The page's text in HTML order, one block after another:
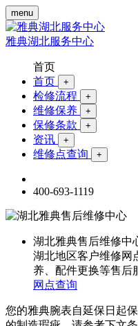
menu
雅典湖北服务中心
首页
首页
+
检修流程 +
维修保养 +
保修条款 +
资讯 +
维修点查询 +
400-693-1119
湖北雅典售后维修中
湖北地区客户维修网
养、配件更换等售后
网点查询
您的雅典腕表自延保日起